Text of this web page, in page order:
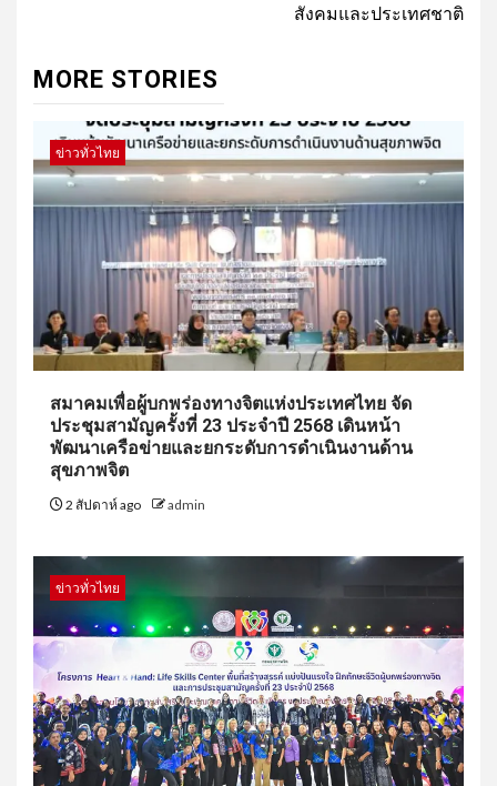
สังคมและประเทศชาติ
MORE STORIES
ข่าวทั่วไทย
สมาคมเพื่อผู้บกพร่องทางจิตแห่งประเทศไทย จัด
ประชุมสามัญครั้งที่ 23 ประจำปี 2568 เดินหน้า
พัฒนาเครือข่ายและยกระดับการดำเนินงานด้าน
สุขภาพจิต
2 สัปดาห์ ago admin
ข่าวทั่วไทย